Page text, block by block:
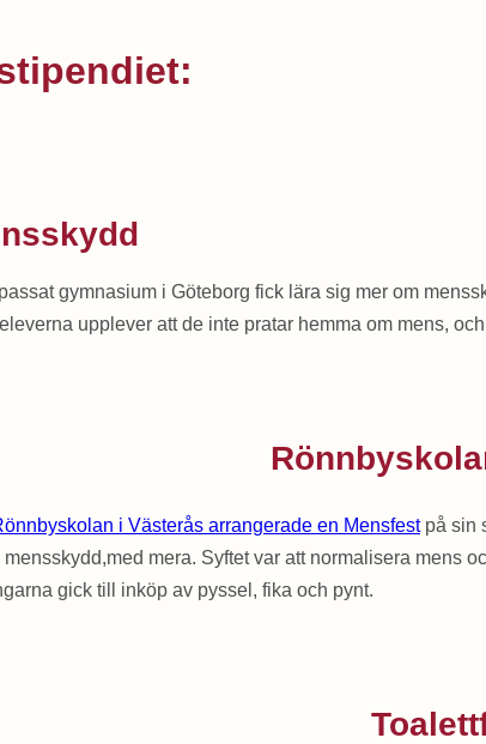
gymnasium i Göteborg fick lära sig mer om
upplever att de inte pratar hemma om mens,
i Västerås arrangerade en Mensfestpå sin
mera. Syftet var att normalisera
gick till inköp av pyssel, fika och pynt.